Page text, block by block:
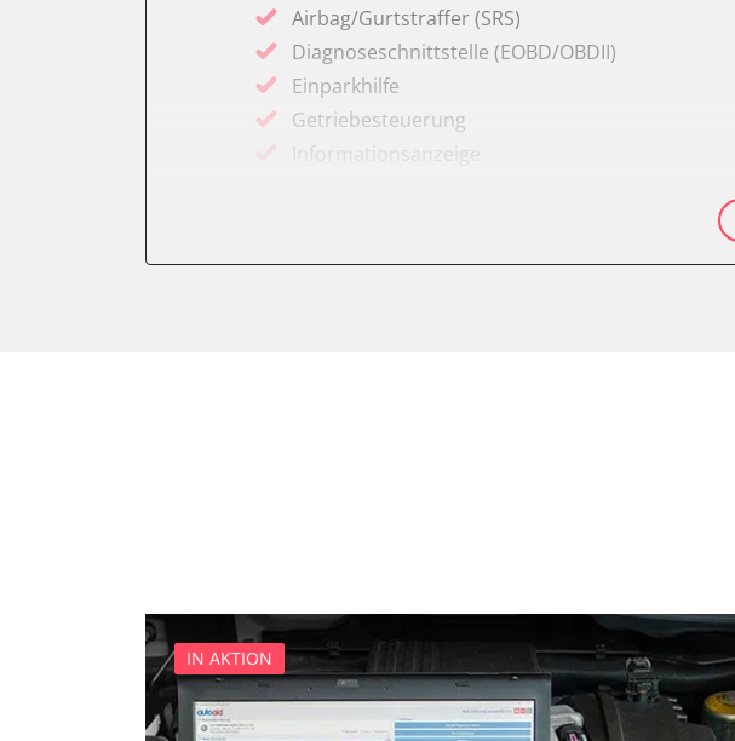
Airbag/Gurtstraffer (SRS)
Diagnoseschnittstelle (EOBD/OBDII)
Einparkhilfe
Getriebesteuerung
Informationsanzeige
IN AKTION